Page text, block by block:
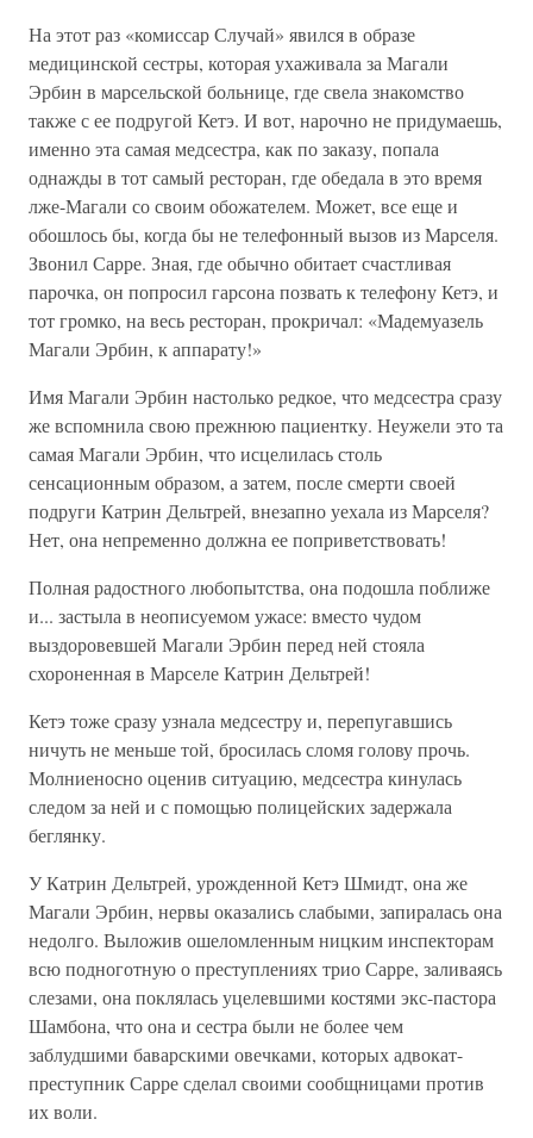
На этот раз «комиссар Случай» явился в образе
медицинской сестры, которая ухаживала за Магали
Эрбин в марсельской больнице, где свела знакомство
также с ее подругой Кетэ. И вот, нарочно не придумаешь,
именно эта самая медсестра, как по заказу, попала
однажды в тот самый ресторан, где обедала в это время
лже-Магали со своим обожателем. Может, все еще и
обошлось бы, когда бы не телефонный вызов из Марселя.
Звонил Сарре. Зная, где обычно обитает счастливая
парочка, он попросил гарсона позвать к телефону Кетэ, и
тот громко, на весь ресторан, прокричал: «Мадемуазель
Магали Эрбин, к аппарату!»
Имя Магали Эрбин настолько редкое, что медсестра сразу
же вспомнила свою прежнюю пациентку. Неужели это та
самая Магали Эрбин, что исцелилась столь
сенсационным образом, а затем, после смерти своей
подруги Катрин Дельтрей, внезапно уехала из Марселя?
Нет, она непременно должна ее поприветствовать!
Полная радостного любопытства, она подошла поближе
и... застыла в неописуемом ужасе: вместо чудом
выздоровевшей Магали Эрбин перед ней стояла
схороненная в Марселе Катрин Дельтрей!
Кетэ тоже сразу узнала медсестру и, перепугавшись
ничуть не меньше той, бросилась сломя голову прочь.
Молниеносно оценив ситуацию, медсестра кинулась
следом за ней и с помощью полицейских задержала
беглянку.
У Катрин Дельтрей, урожденной Кетэ Шмидт, она же
Магали Эрбин, нервы оказались слабыми, запиралась она
недолго. Выложив ошеломленным ницким инспекторам
всю подноготную о преступлениях трио Сарре, заливаясь
слезами, она поклялась уцелевшими костями экс-пастора
Шамбона, что она и сестра были не более чем
заблудшими баварскими овечками, которых адвокат-
преступник Сарре сделал своими сообщницами против
их воли.